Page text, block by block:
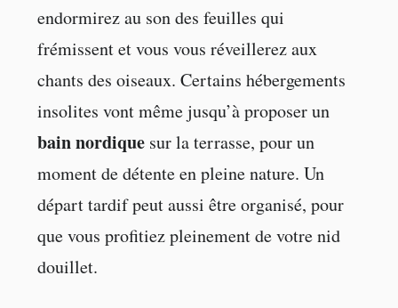
endormirez au son des feuilles qui
frémissent et vous vous réveillerez aux
chants des oiseaux. Certains hébergements
insolites vont même jusqu’à proposer un
bain nordiquesur la terrasse, pour un
moment de détente en pleine nature. Un
départ tardif peut aussi être organisé, pour
que vous profitiez pleinement de votre nid
douillet.